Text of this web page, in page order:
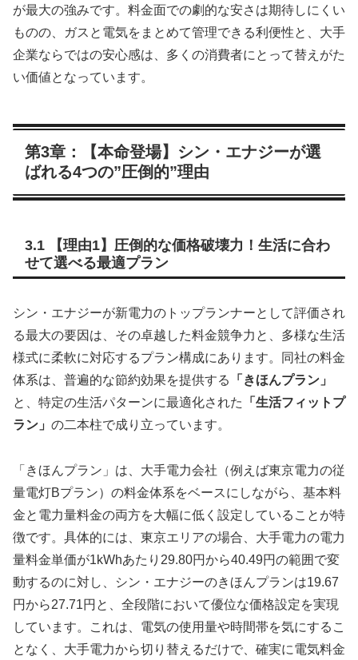
が最大の強みです。料金面での劇的な安さは期待しにくい
ものの、ガスと電気をまとめて管理できる利便性と、大手
企業ならではの安心感は、多くの消費者にとって替えがた
い価値となっています。
第3章：【本命登場】シン・エナジーが選
ばれる4つの”圧倒的”理由
3.1 【理由1】圧倒的な価格破壊力！生活に合わ
せて選べる最適プラン
シン・エナジーが新電力のトップランナーとして評価され
る最大の要因は、その卓越した料金競争力と、多様な生活
様式に柔軟に対応するプラン構成にあります。同社の料金
体系は、普遍的な節約効果を提供する
「きほんプラン」
と、特定の生活パターンに最適化された
「生活フィットプ
ラン」 の二本柱で成り立っています。
「きほんプラン」は、大手電力会社（例えば東京電力の従
量電灯Bプラン）の料金体系をベースにしながら、基本料
金と電力量料金の両方を大幅に低く設定していることが特
徴です。具体的には、東京エリアの場合、大手電力の電力
量料金単価が1kWhあたり29.80円から40.49円の範囲で変
動するのに対し、シン・エナジーのきほんプランは19.67
円から27.71円と、全段階において優位な価格設定を実現
しています。これは、電気の使用量や時間帯を気にするこ
となく、大手電力から切り替えるだけで、確実に電気料金